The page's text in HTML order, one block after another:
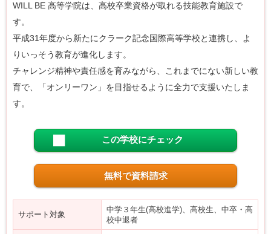
WILL BE 高等学院は、高校卒業資格が取れる技能教育施設で
す。
平成31年度から新たにクラーク記念国際高等学校と連携し、よ
りいっそう教育が進化します。
チャレンジ精神や責任感を育みながら、これまでにない新しい教
育で、「オンリーワン」を目指せるように全力で支援いたしま
す。
この学校にチェック
無料で資料請求
サポート対象
中学３年生(高校進学)、高校生、中卒・高
校中退者